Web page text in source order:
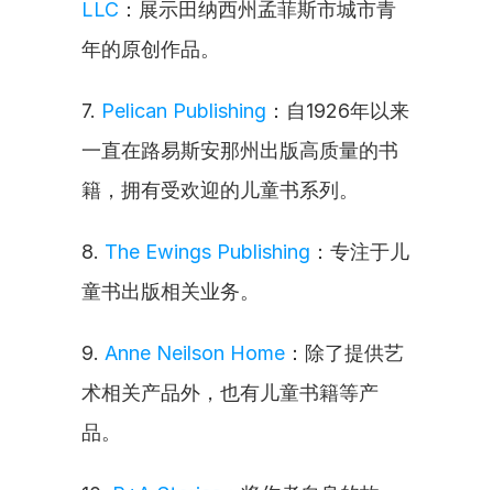
LLC ：展示田纳西州孟菲斯市城市青
年的原创作品。
7. Pelican Publishing ：自1926年以来
一直在路易斯安那州出版高质量的书
籍，拥有受欢迎的儿童书系列。
8. The Ewings Publishing ：专注于儿
童书出版相关业务。
9. Anne Neilson Home ：除了提供艺
术相关产品外，也有儿童书籍等产
品。